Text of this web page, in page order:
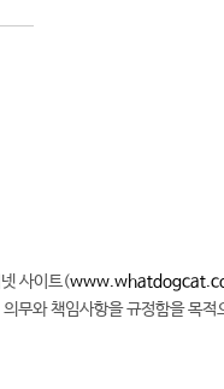
사이트(
무와 책임사항을 규정함을 목적